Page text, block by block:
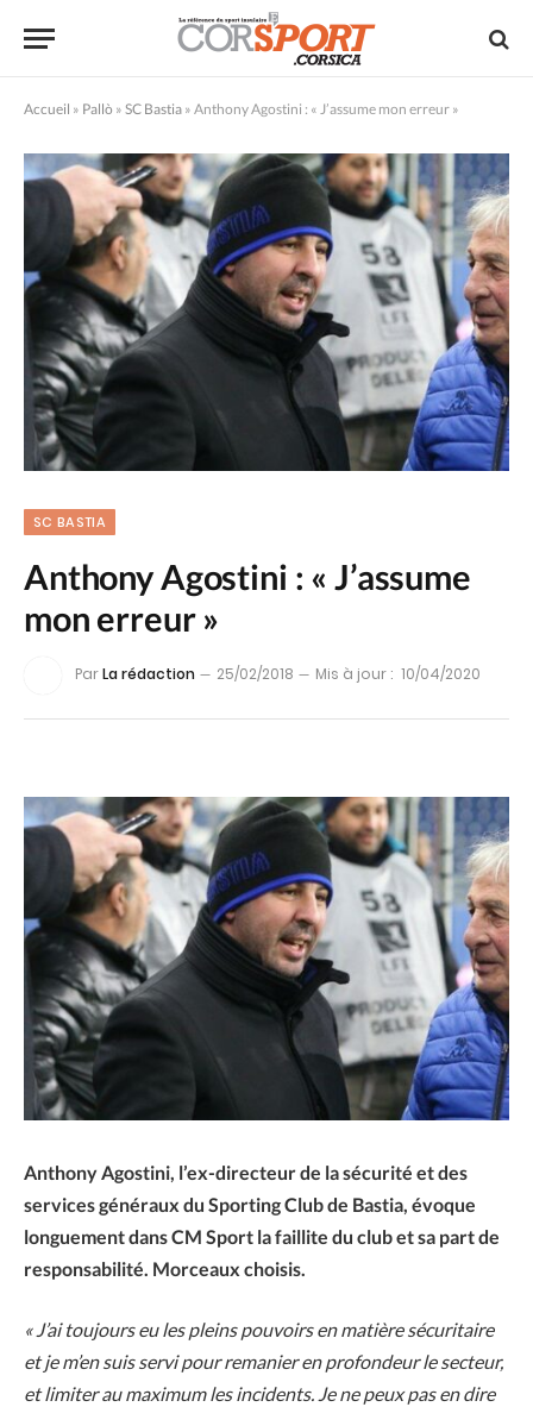
Accueil » Pallò » SC Bastia » Anthony Agostini : « J’assume mon erreur »
SC BASTIA
Anthony Agostini : « J’assume
mon erreur »
ParLa rédaction 25/02/2018 Mis à jour : 10/04/2020
Anthony Agostini, l’ex-directeur de la sécurité et des
services généraux du Sporting Club de Bastia, évoque
longuement dans CM Sport la faillite du club et sa part de
responsabilité. Morceaux choisis.
« J’ai toujours eu les pleins pouvoirs en matière sécuritaire
et je m’en suis servi pour remanier en profondeur le secteur,
et limiter au maximum les incidents. Je ne peux pas en dire